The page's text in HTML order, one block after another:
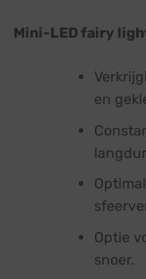
Mini-LED fairy
en
Optie
snoer.